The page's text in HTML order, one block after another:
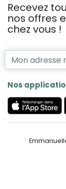
Recevez
nos offres
chez vous !
Nos